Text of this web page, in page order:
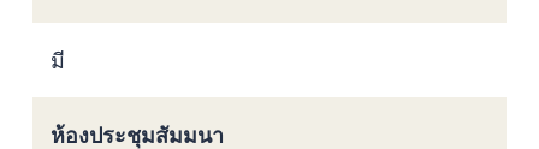
มี
ห้องประชุมสัมมนา